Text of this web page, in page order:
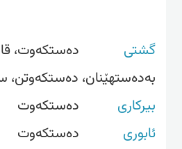
گشتی
دەستکەوت،
بەدەستهێنان، دەستکەوتن،
بیرکاری
دەستکەوت
ئابوری
دەستکەوت